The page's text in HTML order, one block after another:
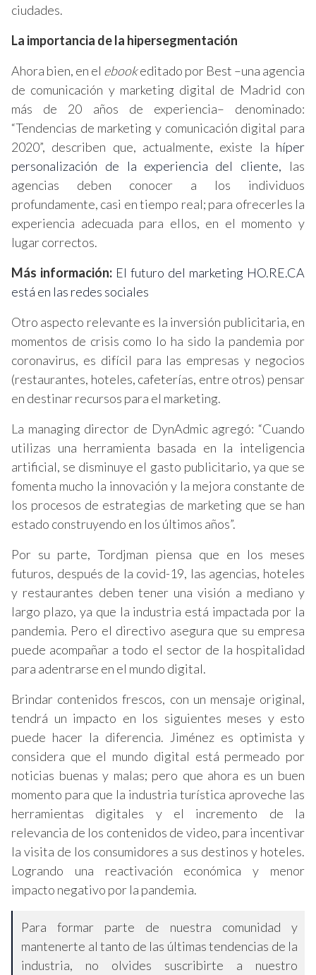
ciudades.
La importancia de la hipersegmentación
Ahora bien, en el ebookeditado por Best –una agencia
de comunicación y marketing digital de Madrid con
más de 20 años de experiencia– denominado:
“Tendencias de marketing y comunicación digital para
2020”, describen que, actualmente, existe la híper
personalización de la experiencia del cliente, las
agencias deben conocer a los individuos
profundamente, casi en tiempo real; para ofrecerles la
experiencia adecuada para ellos, en el momento y
lugar correctos.
Más información: El futuro del marketing HO.RE.CA
está en las redes sociales
Otro aspecto relevante es la inversión publicitaria, en
momentos de crisis como lo ha sido la pandemia por
coronavirus, es difícil para las empresas y negocios
(restaurantes, hoteles, cafeterías, entre otros) pensar
en destinar recursos para el marketing.
La managing director de DynAdmic agregó: “Cuando
utilizas una herramienta basada en la inteligencia
artificial, se disminuye el gasto publicitario, ya que se
fomenta mucho la innovación y la mejora constante de
los procesos de estrategias de marketing que se han
estado construyendo en los últimos años”.
Por su parte, Tordjman piensa que en los meses
futuros, después de la covid-19, las agencias, hoteles
y restaurantes deben tener una visión a mediano y
largo plazo, ya que la industria está impactada por la
pandemia. Pero el directivo asegura que su empresa
puede acompañar a todo el sector de la hospitalidad
para adentrarse en el mundo digital.
Brindar contenidos frescos, con un mensaje original,
tendrá un impacto en los siguientes meses y esto
puede hacer la diferencia. Jiménez es optimista y
considera que el mundo digital está permeado por
noticias buenas y malas; pero que ahora es un buen
momento para que la industria turística aproveche las
herramientas digitales y el incremento de la
relevancia de los contenidos de video, para incentivar
la visita de los consumidores a sus destinos y hoteles.
Logrando una reactivación económica y menor
impacto negativo por la pandemia.
Para formar parte de nuestra comunidad y
mantenerte al tanto de las últimas tendencias de la
industria, no olvides suscribirte a nuestro